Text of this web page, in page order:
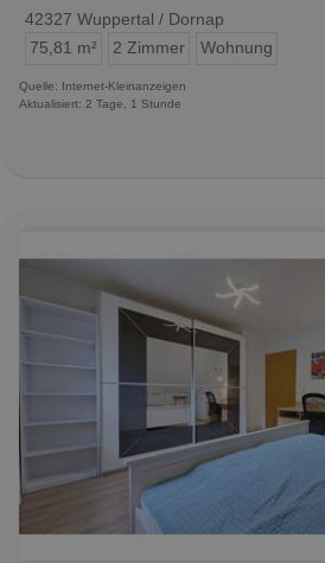
42327 Wuppertal / Dornap
75,81 m²
2 Zimmer Wohnung
Quelle: Internet-Kleinanzeigen
Aktualisiert: 2 Tage, 1 Stunde